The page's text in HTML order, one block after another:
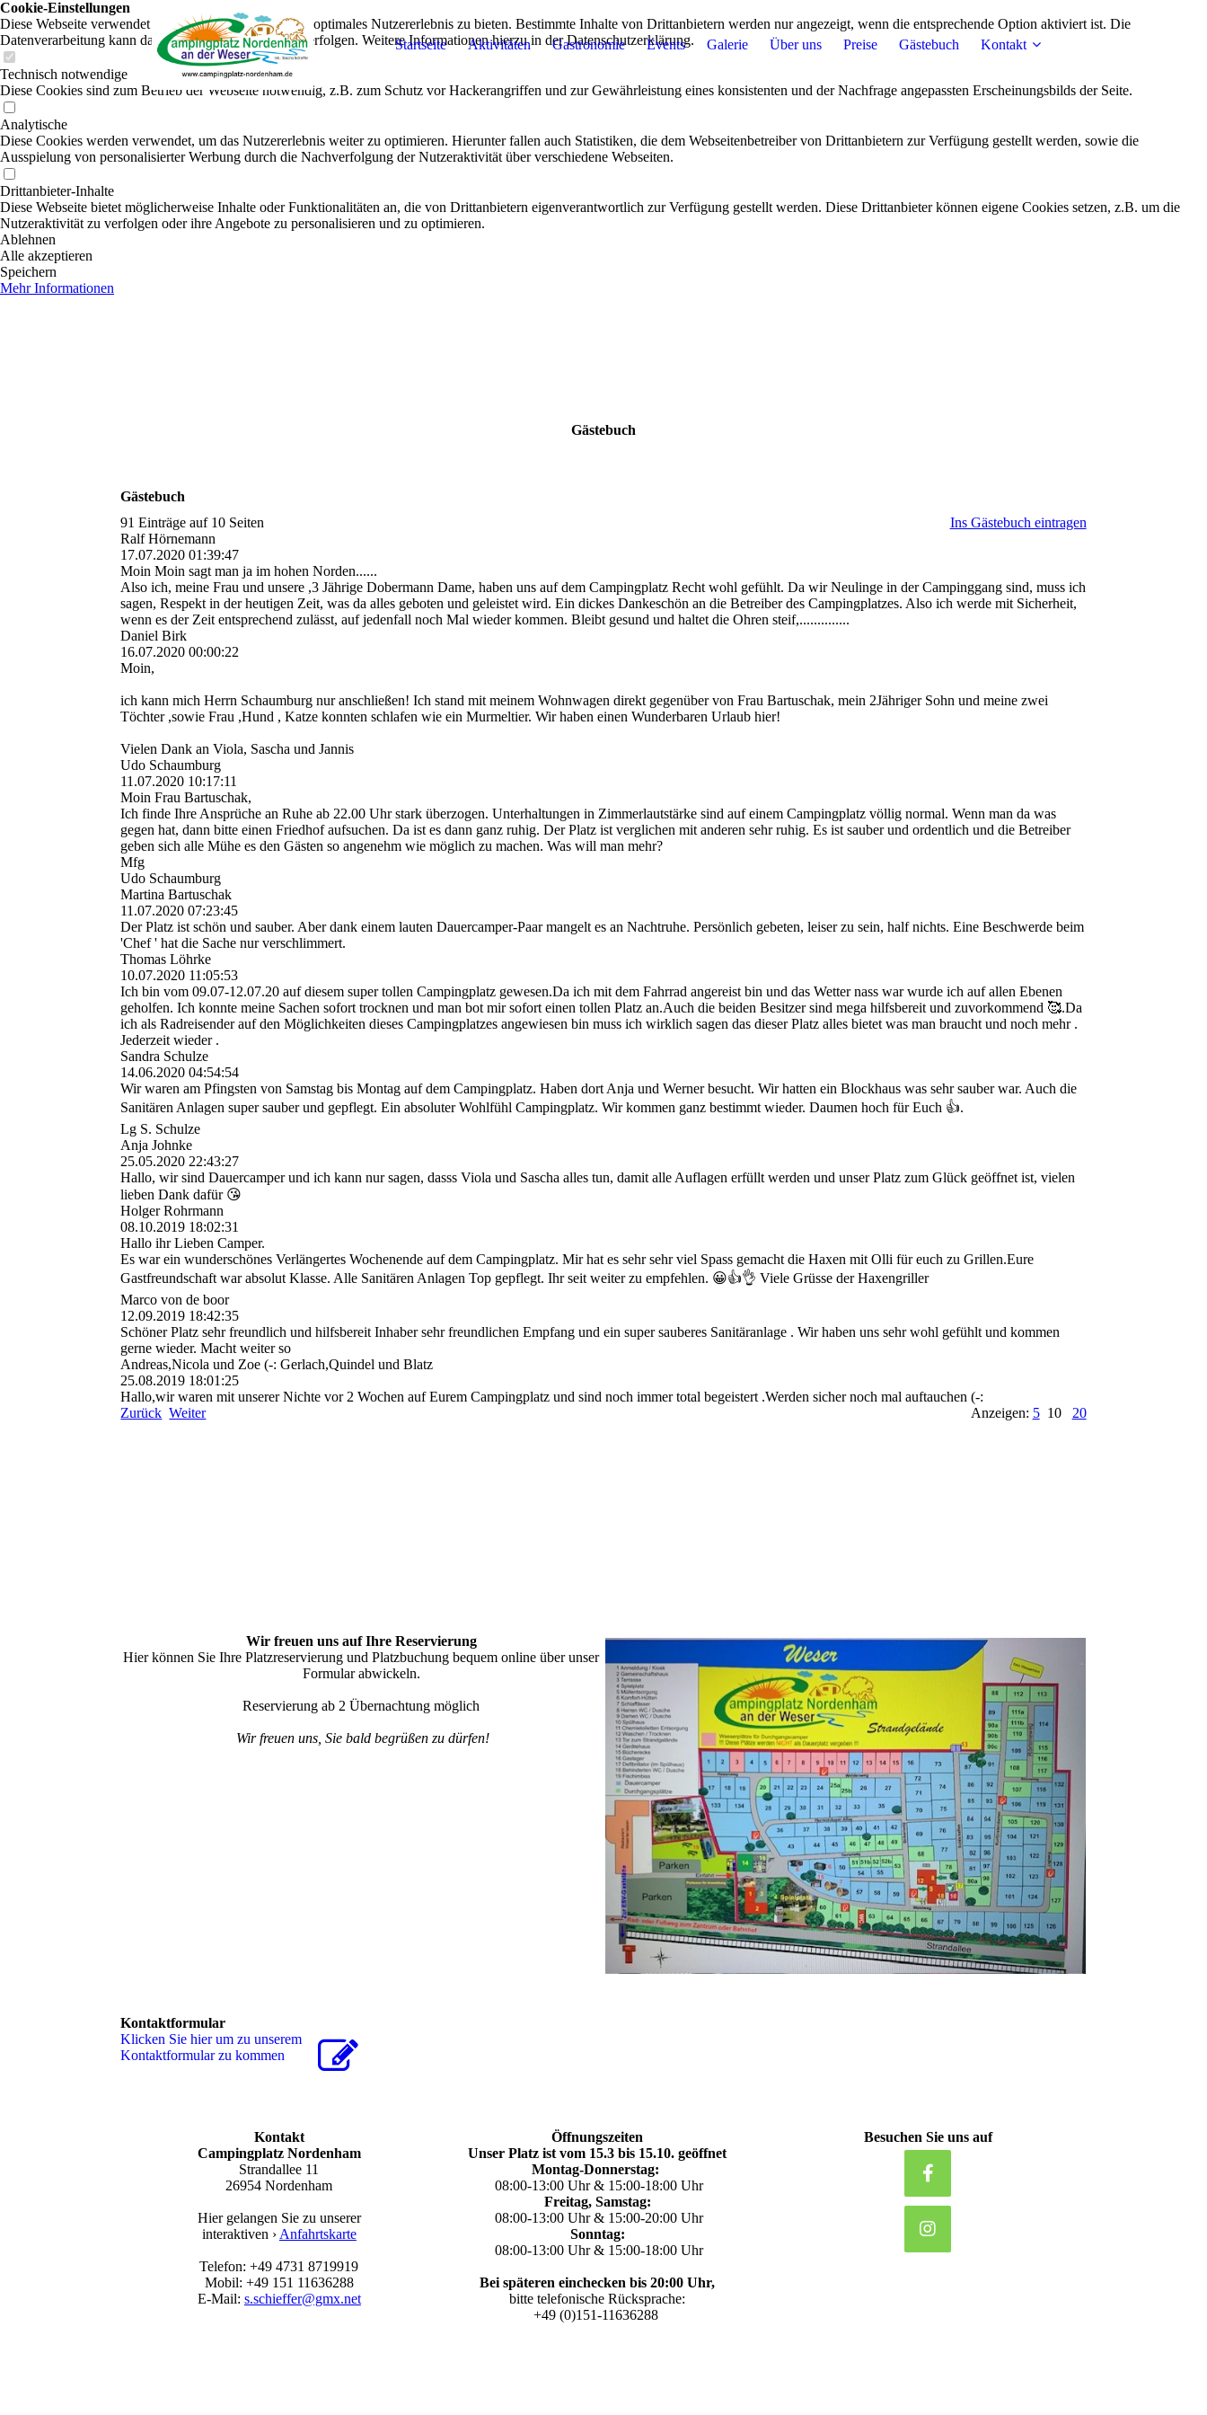
Startseite Aktivitäten Gastronomie Events Galerie Über uns Preise Gästebuch Kontakt
Gästebuch
Gästebuch
91 Einträge auf 10 Seiten
Ins Gästebuch eintragen
Ralf Hörnemann
17.07.2020 01:39:47
Moin Moin sagt man ja im hohen Norden......
Also ich, meine Frau und unsere ,3 Jährige Dobermann Dame, haben uns auf dem Campingplatz Recht wohl gefühlt. Da wir Neulinge in der Campinggang sind, muss ich
sagen, Respekt in der heutigen Zeit, was da alles geboten und geleistet wird. Ein dickes Dankeschön an die Betreiber des Campingplatzes. Also ich werde mit Sicherheit,
wenn es der Zeit entsprechend zulässt, auf jedenfall noch Mal wieder kommen. Bleibt gesund und haltet die Ohren steif,..............
Daniel Birk
16.07.2020 00:00:22
Moin,
ich kann mich Herrn Schaumburg nur anschließen! Ich stand mit meinem Wohnwagen direkt gegenüber von Frau Bartuschak, mein 2Jähriger Sohn und meine zwei
Töchter ,sowie Frau ,Hund , Katze konnten schlafen wie ein Murmeltier. Wir haben einen Wunderbaren Urlaub hier!
Vielen Dank an Viola, Sascha und Jannis
Udo Schaumburg
11.07.2020 10:17:11
Moin Frau Bartuschak,
Ich finde Ihre Ansprüche an Ruhe ab 22.00 Uhr stark überzogen. Unterhaltungen in Zimmerlautstärke sind auf einem Campingplatz völlig normal. Wenn man da was
gegen hat, dann bitte einen Friedhof aufsuchen. Da ist es dann ganz ruhig. Der Platz ist verglichen mit anderen sehr ruhig. Es ist sauber und ordentlich und die Betreiber
geben sich alle Mühe es den Gästen so angenehm wie möglich zu machen. Was will man mehr?
Mfg
Udo Schaumburg
Martina Bartuschak
11.07.2020 07:23:45
Der Platz ist schön und sauber. Aber dank einem lauten Dauercamper-Paar mangelt es an Nachtruhe. Persönlich gebeten, leiser zu sein, half nichts. Eine Beschwerde beim
'Chef ' hat die Sache nur verschlimmert.
Thomas Löhrke
10.07.2020 11:05:53
Ich bin vom 09.07-12.07.20 auf diesem super tollen Campingplatz gewesen.Da ich mit dem Fahrrad angereist bin und das Wetter nass war wurde ich auf allen Ebenen
geholfen. Ich konnte meine Sachen sofort trocknen und man bot mir sofort einen tollen Platz an.Auch die beiden Besitzer sind mega hilfsbereit und zuvorkommend 🥰.Da
ich als Radreisender auf den Möglichkeiten dieses Campingplatzes angewiesen bin muss ich wirklich sagen das dieser Platz alles bietet was man braucht und noch mehr .
Jederzeit wieder .
Sandra Schulze
14.06.2020 04:54:54
Wir waren am Pfingsten von Samstag bis Montag auf dem Campingplatz. Haben dort Anja und Werner besucht. Wir hatten ein Blockhaus was sehr sauber war. Auch die
Sanitären Anlagen super sauber und gepflegt. Ein absoluter Wohlfühl Campingplatz. Wir kommen ganz bestimmt wieder. Daumen hoch für Euch 👍.
Lg S. Schulze
Anja Johnke
25.05.2020 22:43:27
Hallo, wir sind Dauercamper und ich kann nur sagen, dasss Viola und Sascha alles tun, damit alle Auflagen erfüllt werden und unser Platz zum Glück geöffnet ist, vielen
lieben Dank dafür 😘
Holger Rohrmann
08.10.2019 18:02:31
Hallo ihr Lieben Camper.
Es war ein wunderschönes Verlängertes Wochenende auf dem Campingplatz. Mir hat es sehr sehr viel Spass gemacht die Haxen mit Olli für euch zu Grillen.Eure
Gastfreundschaft war absolut Klasse. Alle Sanitären Anlagen Top gepflegt. Ihr seit weiter zu empfehlen. 😀👍👌 Viele Grüsse der Haxengriller
Marco von de boor
12.09.2019 18:42:35
Schöner Platz sehr freundlich und hilfsbereit Inhaber sehr freundlichen Empfang und ein super sauberes Sanitäranlage . Wir haben uns sehr wohl gefühlt und kommen
gerne wieder. Macht weiter so
Andreas,Nicola und Zoe (-: Gerlach,Quindel und Blatz
25.08.2019 18:01:25
Hallo,wir waren mit unserer Nichte vor 2 Wochen auf Eurem Campingplatz und sind noch immer total begeistert .Werden sicher noch mal auftauchen (-:
Zurück Weiter Anzeigen: 510 20
Wir freuen uns auf Ihre Reservierung
Hier können Sie Ihre Platzreservierung und Platzbuchung bequem online über unser
Formular abwickeln.
Reservierung ab 2 Übernachtung möglich
Wir freuen uns, Sie bald begrüßen zu dürfen!
Kontaktformular
Klicken Sie hier um zu unserem
Kon­takt­for­mu­lar zu kommen
Kontakt
Campingplatz Nordenham
Strandallee 11
26954 Nordenham
Hier gelangen Sie zu unserer
interaktiven › Anfahrtskarte
Telefon: +49 4731 8719919
Mobil: +49 151 11636288
E-Mail: s.schieffer@gmx.net
Öffnungszeiten
Unser Platz ist vom 15.3 bis 15.10. geöffnet
Montag-Donnerstag:
08:00-13:00 Uhr & 15:00-18:00 Uhr
Freitag, Samstag:
08:00-13:00 Uhr & 15:00-20:00 Uhr
Sonntag:
08:00-13:00 Uhr & 15:00-18:00 Uhr
Bei späteren einchecken bis 20:00 Uhr,
bitte telefonische Rücksprache:
+49 (0)151-11636288
Besuchen Sie uns auf
Cookie-Einstellungen
Diese Webseite verwendet Cookies, um Besuchern ein optimales Nutzererlebnis zu bieten. Bestimmte Inhalte von Drittanbietern werden nur angezeigt, wenn die entsprechende Option aktiviert ist. Die
Datenverarbeitung kann dann auch in einem Drittland erfolgen. Weitere Informationen hierzu in der Datenschutzerklärung.
Technisch notwendige
Diese Cookies sind zum Betrieb der Webseite notwendig, z.B. zum Schutz vor Hackerangriffen und zur Gewährleistung eines konsistenten und der Nachfrage angepassten Erscheinungsbilds der Seite.
Analytische
Diese Cookies werden verwendet, um das Nutzererlebnis weiter zu optimieren. Hierunter fallen auch Statistiken, die dem Webseitenbetreiber von Drittanbietern zur Verfügung gestellt werden, sowie die
Ausspielung von personalisierter Werbung durch die Nachverfolgung der Nutzeraktivität über verschiedene Webseiten.
Drittanbieter-Inhalte
Diese Webseite bietet möglicherweise Inhalte oder Funktionalitäten an, die von Drittanbietern eigenverantwortlich zur Verfügung gestellt werden. Diese Drittanbieter können eigene Cookies setzen, z.B. um die
Nutzeraktivität zu verfolgen oder ihre Angebote zu personalisieren und zu optimieren.
Ablehnen
Alle akzeptieren
Speichern
Mehr Informationen